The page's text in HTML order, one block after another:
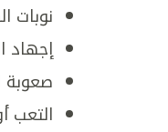
نوبات
إجهاد
صعوبة
التعب